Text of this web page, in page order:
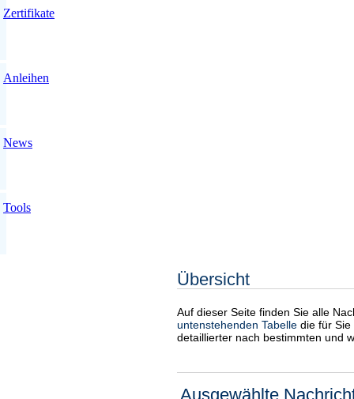
Zertifikate
Anleihen
News
Tools
Übersicht
Auf dieser Seite finden Sie alle
untenstehenden Tabelle die für
detaillierter nach bestimmten und
Ausgewählte